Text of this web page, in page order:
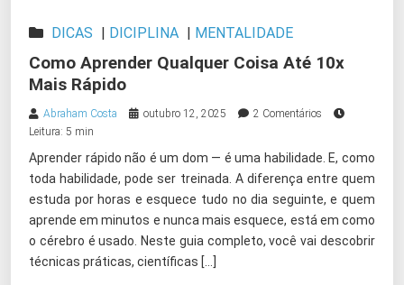
DICAS | DICIPLINA | MENTALIDADE
Como Aprender Qualquer Coisa Até 10x
Mais Rápido
Abraham Costa outubro 12, 2025
2 Comentários
Leitura: 5 min
Aprender rápido não é um dom — é uma habilidade. E, como
toda habilidade, pode ser treinada. A diferença entre quem
estuda por horas e esquece tudo no dia seguinte, e quem
aprende em minutos e nunca mais esquece, está em como
o cérebro é usado. Neste guia completo, você vai descobrir
técnicas práticas, científicas […]